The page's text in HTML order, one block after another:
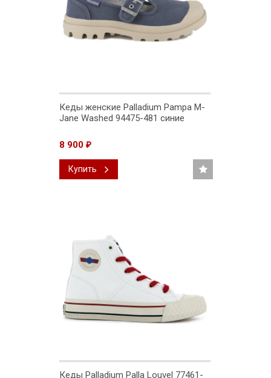
Кеды женские Palladium Pampa M-
Jane Washed 94475-481 синие
8 900 ₽
Купить
Кеды Palladium Palla Louvel 77461-